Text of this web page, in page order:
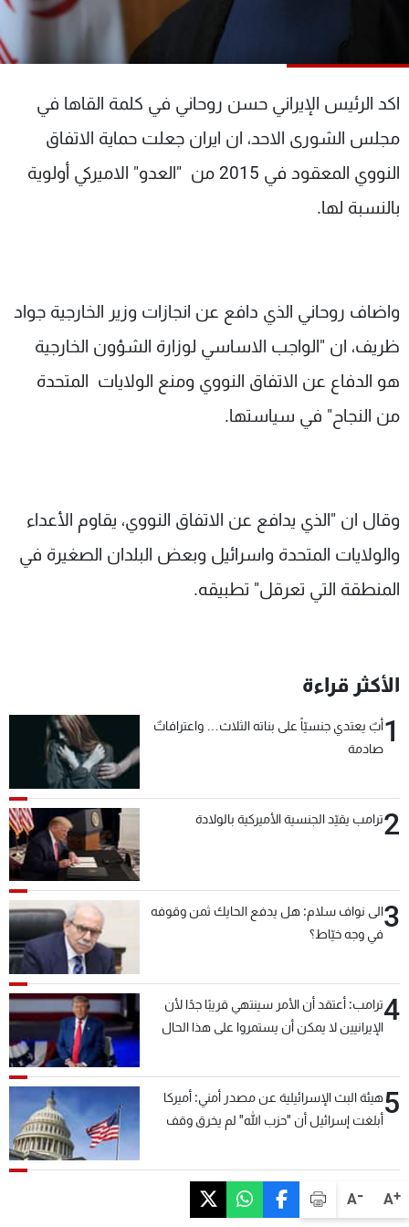
A+
A-
اكد الرئيس الإيراني حسن روحاني في كلمة القاها في
مجلس الشورى الاحد، ان ايران جعلت حماية الاتفاق
النووي المعقود في 2015 من "العدو" الاميركي أولوية
بالنسبة لها.
واضاف روحاني الذي دافع عن انجازات وزير الخارجية جواد
ظريف، ان "الواجب الاساسي لوزارة الشؤون الخارجية
هو الدفاع عن الاتفاق النووي ومنع الولايات المتحدة
من النجاح" في سياستها.
وقال ان "الذي يدافع عن الاتفاق النووي، يقاوم الأعداء
والولايات المتحدة واسرائيل وبعض البلدان الصغيرة في
المنطقة التي تعرقل" تطبيقه.
الأكثر قراءة
1أبٌ يعتدي جنسيّاً على بناته الثلاث… واعترافاتٌ
صادمة
2ترامب يقيّد الجنسية الأميركية بالولادة
3الى نواف سلام: هل يدفع الحايك ثمن وقوفه
في وجه خيّاط؟
4ترامب: أعتقد أن الأمر سينتهي قريبًا جدًا لأن
الإيرانيين لا يمكن أن يستمروا على هذا الحال
5هيئة البث الإسرائيلية عن مصدر أمني: أميركا
أبلغت إسرائيل أن "حزب الله" لم يخرق وقف
الترددات
عن MTV
لاعلاناتكم
وظائف
شروط الإسـتخدام